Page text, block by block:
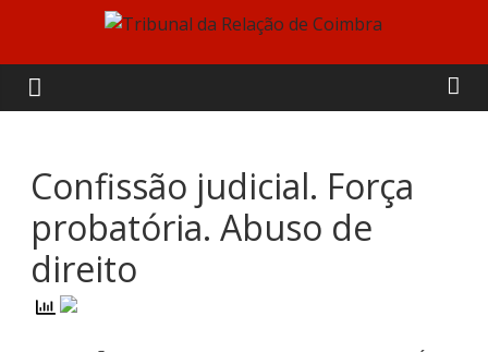
content
Tribunal
da
Relação
de
Coimbra
Confissão judicial. Força
probatória. Abuso de
direito